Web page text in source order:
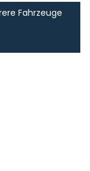
Fahrzeuge